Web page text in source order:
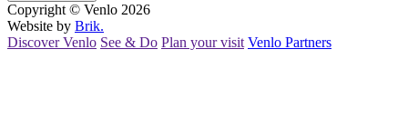
Copyright © Venlo 2026
Website by Brik.
Discover Venlo See & Do Plan your visit Venlo Partners